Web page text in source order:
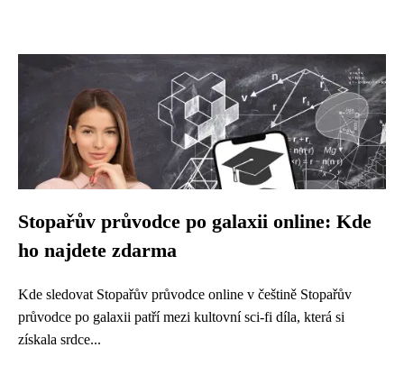
Stopařův průvodce po galaxii online: Kde
ho najdete zdarma
Kde sledovat Stopařův průvodce online v češtině Stopařův
průvodce po galaxii patří mezi kultovní sci-fi díla, která si
získala srdce...